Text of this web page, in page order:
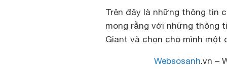
Trên đây là những thông tin
mong rằng với những thông
Giant và chọn cho mình một
Websosanh.vn –